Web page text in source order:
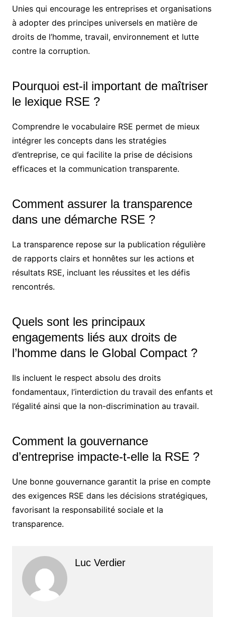
Unies qui encourage les entreprises et organisations
à adopter des principes universels en matière de
droits de l’homme, travail, environnement et lutte
contre la corruption.
Pourquoi est-il important de maîtriser
le lexique RSE ?
Comprendre le vocabulaire RSE permet de mieux
intégrer les concepts dans les stratégies
d’entreprise, ce qui facilite la prise de décisions
efficaces et la communication transparente.
Comment assurer la transparence
dans une démarche RSE ?
La transparence repose sur la publication régulière
de rapports clairs et honnêtes sur les actions et
résultats RSE, incluant les réussites et les défis
rencontrés.
Quels sont les principaux
engagements liés aux droits de
l’homme dans le Global Compact ?
Ils incluent le respect absolu des droits
fondamentaux, l’interdiction du travail des enfants et
l’égalité ainsi que la non-discrimination au travail.
Comment la gouvernance
d’entreprise impacte-t-elle la RSE ?
Une bonne gouvernance garantit la prise en compte
des exigences RSE dans les décisions stratégiques,
favorisant la responsabilité sociale et la
transparence.
Luc Verdier